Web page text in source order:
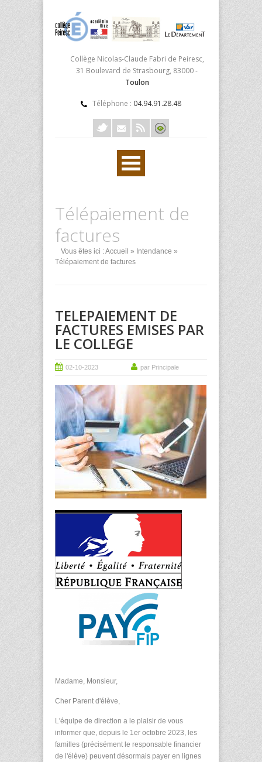
Collège Nicolas-Claude Fabri de Peiresc,
31 Boulevard de Strasbourg, 83000 -
Toulon
Téléphone : 04.94.91.28.48
Télépaiement de
factures
Vous êtes ici :Accueil » Intendance »
Télépaiement de factures
TELEPAIEMENT DE
FACTURES EMISES PAR
LE COLLEGE
02-10-2023 par Principale
Madame, Monsieur,
Cher Parent d'élève,
L'équipe de direction a le plaisir de vous
informer que, depuis le 1er octobre 2023, les
familles (précisément le responsable financier
de l'élève) peuvent désormais payer en lignes